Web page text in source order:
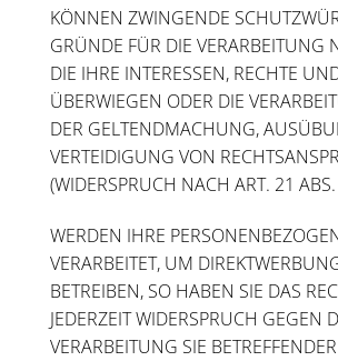
KÖNNEN ZWINGENDE
GRÜNDE FÜR DIE VERARBEITUNG
DIE IHRE INTERESSEN, RECHTE
ÜBERWIEGEN ODER DIE
DER GELTENDMACHUNG,
VERTEIDIGUNG VON
(WIDERSPRUCH NACH ART. 21
WERDEN IHRE
VERARBEITET, UM
BETREIBEN, SO HABEN SIE DAS
JEDERZEIT WIDERSPRUCH GEGEN
VERARBEITUNG SIE BETREFFENDER